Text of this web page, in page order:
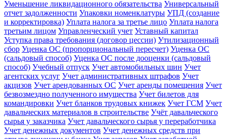
Уменьшение ликвидационного обязательства Универсальный
отчет задолженности Упаковки номенклатуры УПД (создание
и корректировка) Уплата налога за третье лицо Уплата налога
третьим лицом Управленческий учет Уставный капитал
Уступка права требования (договор цессии) Утилизационный
сбор Уценка ОС (пропорциональный пересчет) Уценка ОС
(сальдовый способ) Уценка ОС после дооценки (сальдовый
способ) Учебный отпуск Учет автомобильных шин Учет
агентских услуг Учет административных штрафов Учет
акцизов Учет арендованных ОС Учет аренды помещения Учет
безвозмездно полученного имущества Учет билетов для
командировки Учет бланков трудовых книжек Учет ГСМ Учет
давальческих материалов в строительстве Учёт давальческого
сырья у заказчика Учет давальческого сырья у переработчика
Учет денежных документов Учет денежных средств при